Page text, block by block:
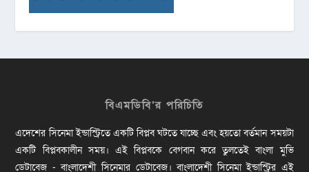
বিএমডিবি’র পরিচিতি
এদেশের সিনেমা ইন্ডাস্ট্রিতে একটি বিপ্লব ঘটতে যাচ্ছে এবং হয়তো বর্তমান সময়টা
একটি বিপ্লবকালীন সময়। এই বিপ্লবকে বেগবান করে তুলতেই বাংলা মুভি
ডেটাবেজ - বাংলাদেশী সিনেমার ডেটাবেজ। বাংলাদেশী সিনেমা ইন্ডাস্ট্রির এই